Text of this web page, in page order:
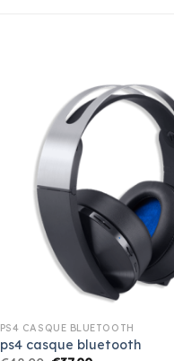
PS4 CASQUE BLUETOOTH
ps4 casque bluetooth